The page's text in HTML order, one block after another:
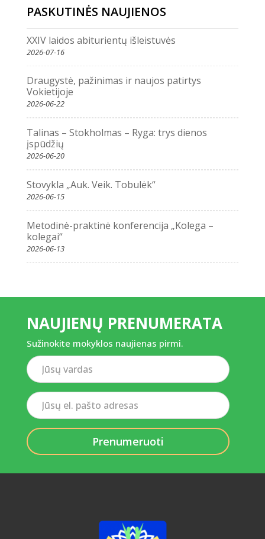
PASKUTINĖS NAUJIENOS
XXIV laidos abiturientų išleistuvės
2026-07-16
Draugystė, pažinimas ir naujos patirtys
Vokietijoje
2026-06-22
Talinas – Stokholmas – Ryga: trys dienos
įspūdžių
2026-06-20
Stovykla „Auk. Veik. Tobulėk“
2026-06-15
Metodinė-praktinė konferencija „Kolega –
kolegai“
2026-06-13
NAUJIENŲ PRENUMERATA
Sužinokite mokyklos naujienas pirmi.
Jūsų
vardas
Jūsų
el.
adresas